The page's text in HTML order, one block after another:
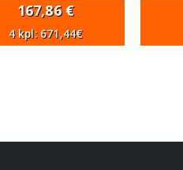
167,86 €
4 kpl: 671,44€